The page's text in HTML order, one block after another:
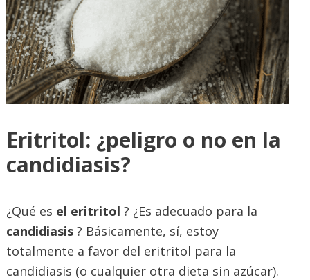
Eritritol: ¿peligro o no en la
candidiasis?
¿Qué es el eritritol ? ¿Es adecuado para la
candidiasis ? Básicamente, sí, estoy
totalmente a favor del eritritol para la
candidiasis (o cualquier otra dieta sin azúcar).